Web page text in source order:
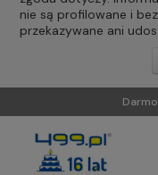
nie są profilowane i
przekazywane ani